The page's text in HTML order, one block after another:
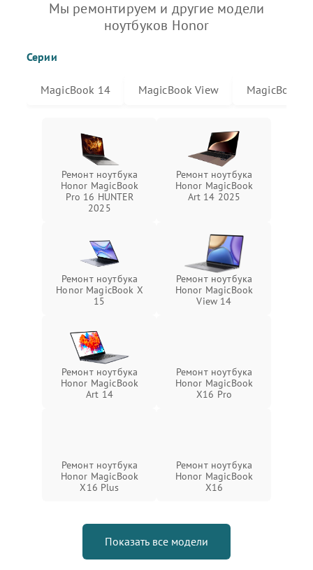
Мы ремонтируем и другие модели
ноутбуков Honor
Серии
MagicBook 14 MagicBook View MagicBook X
Ремонт ноутбука
Honor MagicBook
Pro 16 HUNTER
2025
Ремонт ноутбука
Honor MagicBook
Art 14 2025
Ремонт ноутбука
Honor MagicBook X
15
Ремонт ноутбука
Honor MagicBook
View 14
Ремонт ноутбука
Honor MagicBook
Art 14
Ремонт ноутбука
Honor MagicBook
X16 Pro
Ремонт ноутбука
Honor MagicBook
X16 Plus
Ремонт ноутбука
Honor MagicBook
X16
Показать все модели